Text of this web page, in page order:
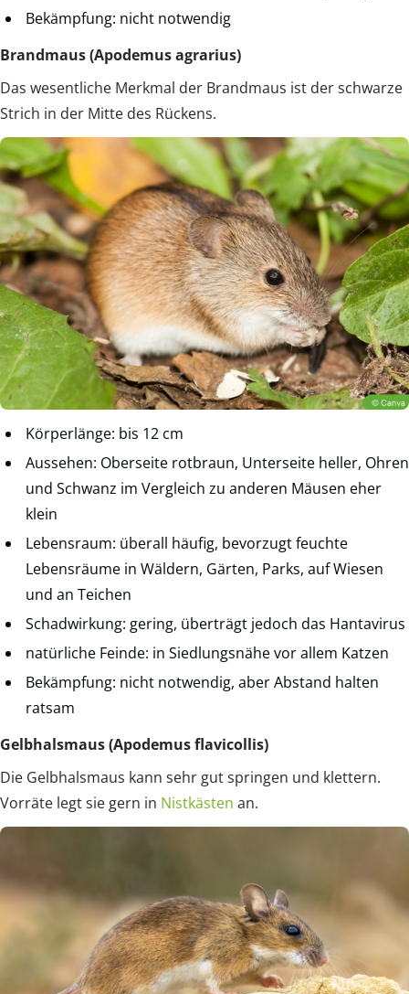
Bekämpfung: nicht notwendig
Brandmaus (Apodemus agrarius)
Das wesentliche Merkmal der Brandmaus ist der schwarze
Strich in der Mitte des Rückens.
Körperlänge: bis 12 cm
Aussehen: Oberseite rotbraun, Unterseite heller, Ohren
und Schwanz im Vergleich zu anderen Mäusen eher
klein
Lebensraum: überall häufig, bevorzugt feuchte
Lebensräume in Wäldern, Gärten, Parks, auf Wiesen
und an Teichen
Schadwirkung: gering, überträgt jedoch das Hantavirus
natürliche Feinde: in Siedlungsnähe vor allem Katzen
Bekämpfung: nicht notwendig, aber Abstand halten
ratsam
Gelbhalsmaus (Apodemus flavicollis)
Die Gelbhalsmaus kann sehr gut springen und klettern.
Vorräte legt sie gern in Nistkästen an.